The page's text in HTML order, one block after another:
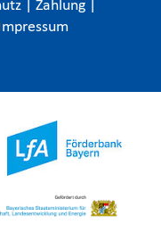
Zahlung